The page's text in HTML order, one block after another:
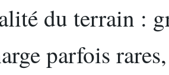
du terrain :
parfois